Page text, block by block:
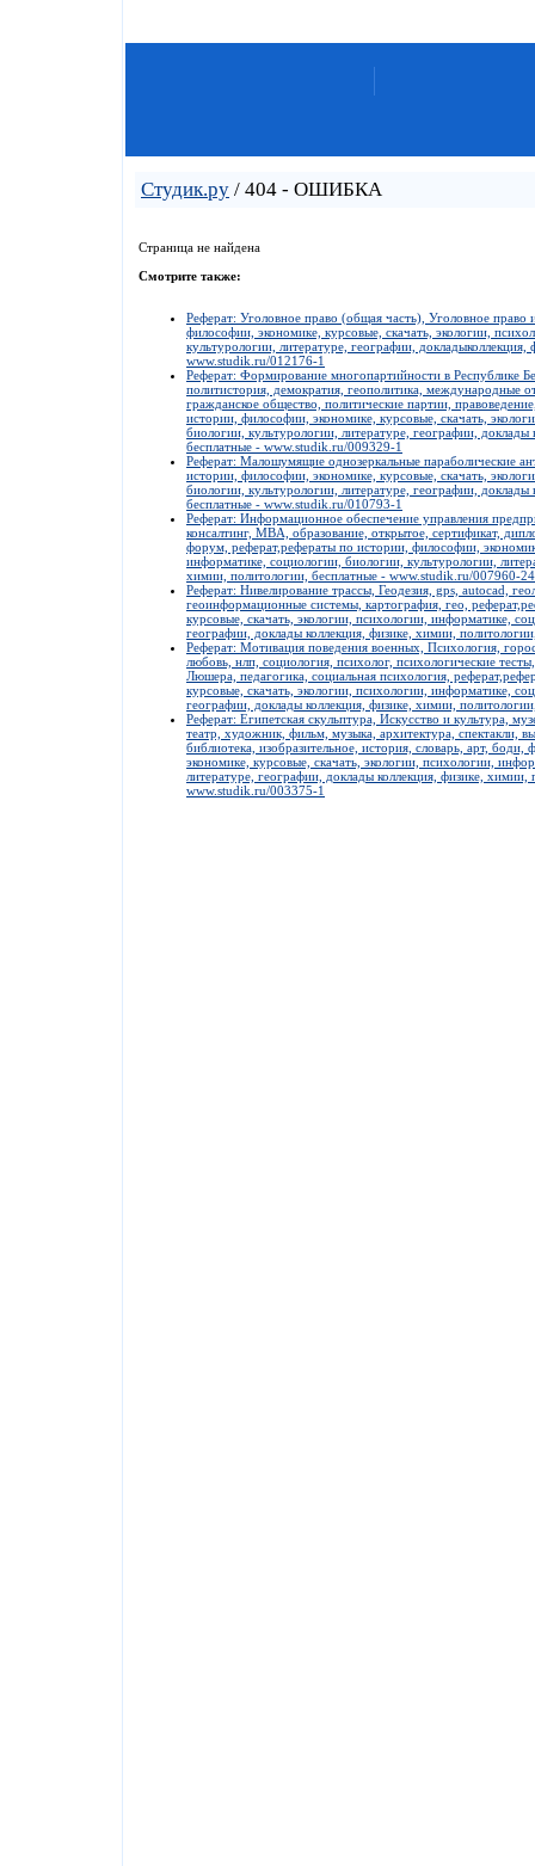
Студик.ру / 404 - ОШИБКА
Страница не найдена
Смотрите также:
Реферат: Уголовное право (общая часть), Уголовное
философии, экономике, курсовые, скачать, экологии,
культурологии, литературе, географии,
www.studik.ru/012176-1
Реферат: Формирование многопартийности в Республике
политистория, демократия, геополитика, международные
гражданское общество, политические партии,
истории, философии, экономике, курсовые, скачать,
биологии, культурологии, литературе, географии,
бесплатные - www.studik.ru/009329-1
Реферат: Малошумящие однозеркальные параболические
истории, философии, экономике, курсовые, скачать,
биологии, культурологии, литературе, географии,
бесплатные - www.studik.ru/010793-1
Реферат: Информационное обеспечение управления
консалтинг, MBA, образование, открытое, сертификат,
форум, реферат,рефераты по истории, философии,
информатике, социологии, биологии, культурологии,
химии, политологии, бесплатные - www.studik.ru/007960-24
Реферат: Нивелирование трассы, Геодезия, gps, autocad,
геоинформационные системы, картография, гео,
курсовые, скачать, экологии, психологии, информатике,
географии, доклады коллекция, физике, химии,
Реферат: Мотивация поведения военных, Психология,
любовь, нлп, социология, психолог, психологические
Люшера, педагогика, социальная психология,
курсовые, скачать, экологии, психологии, информатике,
географии, доклады коллекция, физике, химии,
Реферат: Египетская скульптура, Искусство и культура,
театр, художник, фильм, музыка, архитектура, спектакли,
библиотека, изобразительное, история, словарь, арт,
экономике, курсовые, скачать, экологии, психологии,
литературе, географии, доклады коллекция, физике, химии,
www.studik.ru/003375-1